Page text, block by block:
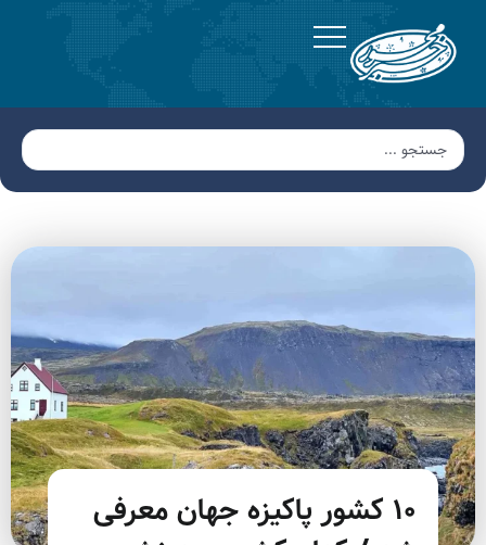
۱۰ کشور پاکیزه جهان معرفی